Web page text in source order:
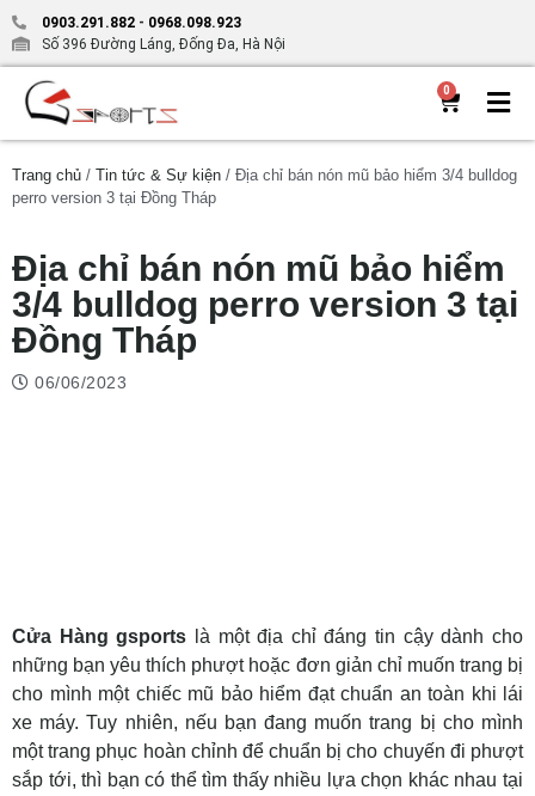
0903.291.882 - 0968.098.923
Số 396 Đường Láng, Đống Đa, Hà Nội
0
Trang chủ / Tin tức & Sự kiện / Địa chỉ bán nón mũ bảo hiểm 3/4 bulldog
perro version 3 tại Đồng Tháp
Địa chỉ bán nón mũ bảo hiểm
3/4 bulldog perro version 3 tại
Đồng Tháp
06/06/2023
Cửa Hàng gsports là một địa chỉ đáng tin cậy dành cho
những bạn yêu thích phượt hoặc đơn giản chỉ muốn trang bị
cho mình một chiếc mũ bảo hiểm đạt chuẩn an toàn khi lái
xe máy. Tuy nhiên, nếu bạn đang muốn trang bị cho mình
một trang phục hoàn chỉnh để chuẩn bị cho chuyến đi phượt
sắp tới, thì bạn có thể tìm thấy nhiều lựa chọn khác nhau tại